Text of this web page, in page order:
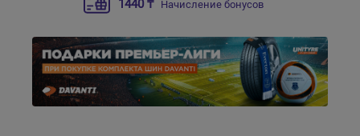
1440 ₸ Начисление бонусов